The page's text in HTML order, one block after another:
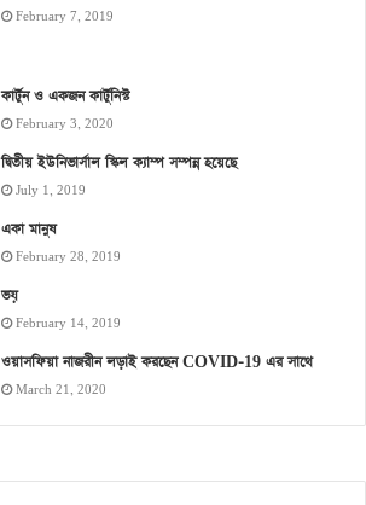
February 7, 2019
কার্টুন ও একজন কার্টুনিস্ট
February 3, 2020
দ্বিতীয় ইউনিভার্সাল স্কিল ক্যাম্প সম্পন্ন হয়েছে
July 1, 2019
একা মানুষ
February 28, 2019
ভয়
February 14, 2019
ওয়াসফিয়া নাজরীন লড়াই করছেন COVID-19 এর সাথে
March 21, 2020